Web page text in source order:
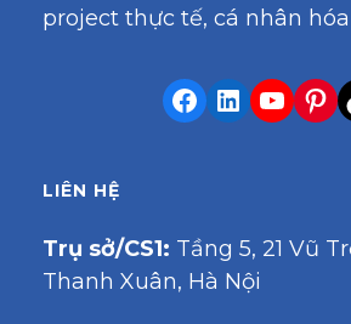
project thực tế, cá nhân
LIÊN HỆ
Trụ sở/CS1: Tầng 5, 21 Vũ
Thanh Xuân, Hà Nội